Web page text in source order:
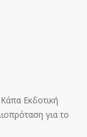
Εκδοτική
για το